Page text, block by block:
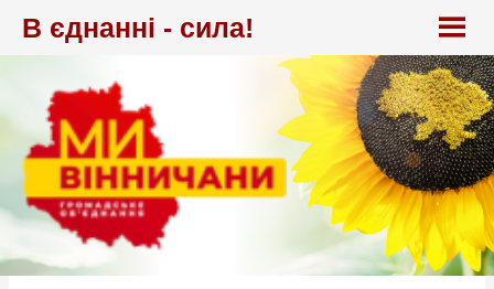
В єднанні - сила!